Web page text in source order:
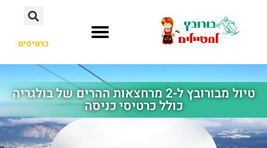
כרטיסים
טיול מבורובץ ל-2 מרחצאות ההרים של בולגריה
כולל כרטיסי כניסה